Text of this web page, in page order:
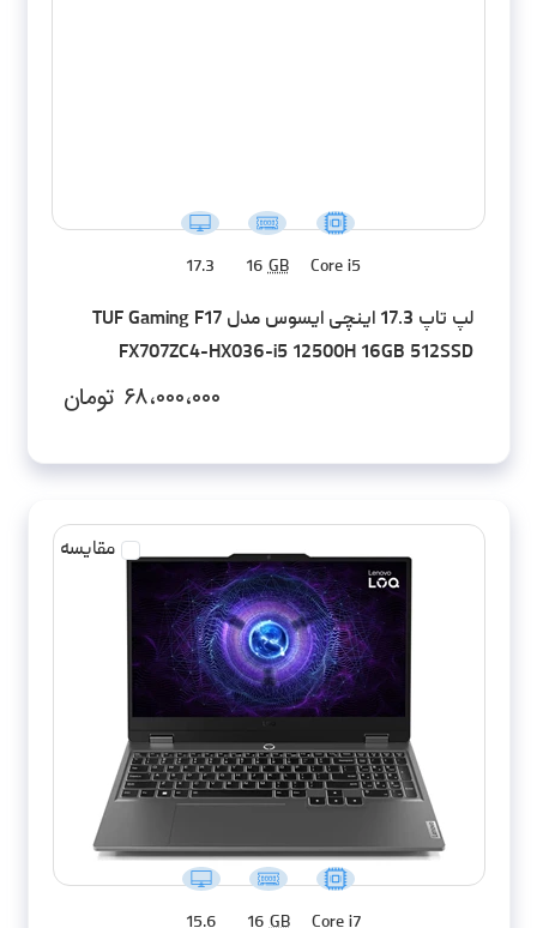
Core i5
16 GB
17.3
لپ تاپ 17.3 اینچی ایسوس مدل TUF Gaming F17
FX707ZC4-HX036-i5 12500H 16GB 512SSD
۶۸،۰۰۰،۰۰۰ تومان
مقایسه
Core i7
16 GB
15.6